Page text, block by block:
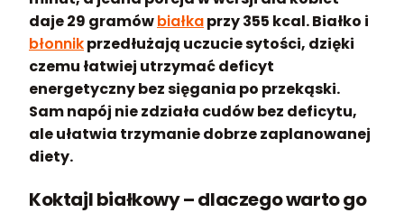
daje 29 gramówbiałkaprzy 355 kcal. Białko i
błonnikprzedłużają uczucie sytości, dzięki
czemu łatwiej utrzymać deficyt
energetyczny bez sięgania po przekąski.
Sam napój nie zdziała cudów bez deficytu,
ale ułatwia trzymanie dobrze zaplanowanej
diety.
Koktajl białkowy – dlaczego warto go